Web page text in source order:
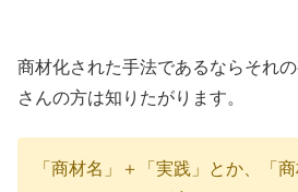
商材化された手法であるならそれ
さんの方は知りたがります。
「商材名」＋「実践」とか、「